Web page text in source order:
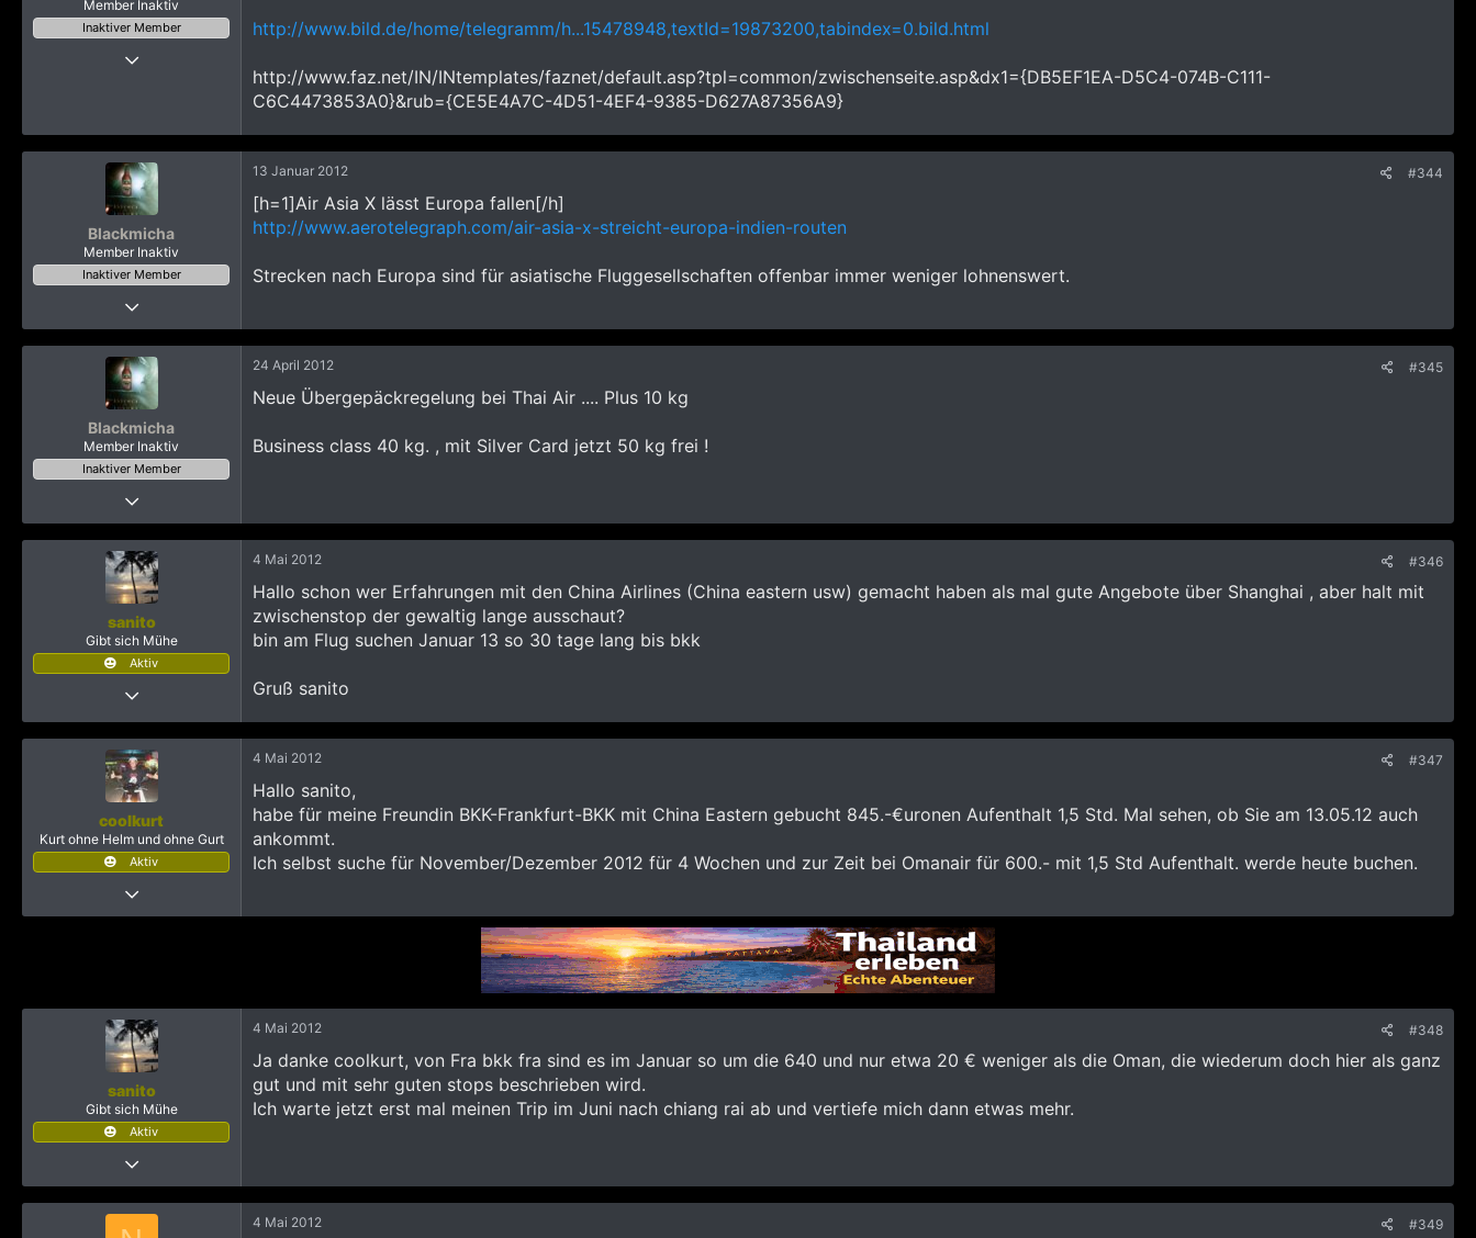
Member Inaktiv
Inaktiver Member
22 November 2010
758
ehe. eisener Vorhang
http://www.bild.de/home/telegramm/h...15478948,textId=19873200,tabindex=0.bild.html
http://www.faz.net/IN/INtemplates/faznet/default.asp?tpl=common/zwischenseite.asp&dx1={DB5EF1EA-D5C4-074B-C111-
C6C4473853A0}&rub={CE5E4A7C-4D51-4EF4-9385-D627A87356A9}
Blackmicha
Member Inaktiv
Inaktiver Member
22 Oktober 2008
5.415
13 Januar 2012 #344
[h=1]Air Asia X lässt Europa fallen[/h]
http://www.aerotelegraph.com/air-asia-x-streicht-europa-indien-routen
Strecken nach Europa sind für asiatische Fluggesellschaften offenbar immer weniger lohnenswert.
Blackmicha
Member Inaktiv
Inaktiver Member
22 Oktober 2008
5.415
24 April 2012 #345
Neue Übergepäckregelung bei Thai Air .... Plus 10 kg
Business class 40 kg. , mit Silver Card jetzt 50 kg frei !
sanito
Gibt sich Mühe
Aktiv
385
frankenthal
4 Mai 2012 #346
Hallo schon wer Erfahrungen mit den China Airlines (China eastern usw) gemacht haben als mal gute Angebote über Shanghai , aber halt mit
zwischenstop der gewaltig lange ausschaut?
bin am Flug suchen Januar 13 so 30 tage lang bis bkk
Gruß sanito
coolkurt
Kurt ohne Helm und ohne Gurt
Aktiv
1.043
Nähe Koblenz
4 Mai 2012 #347
Hallo sanito,
habe für meine Freundin BKK-Frankfurt-BKK mit China Eastern gebucht 845.-€uronen Aufenthalt 1,5 Std. Mal sehen, ob Sie am 13.05.12 auch
ankommt.
Ich selbst suche für November/Dezember 2012 für 4 Wochen und zur Zeit bei Omanair für 600.- mit 1,5 Std Aufenthalt. werde heute buchen.
sanito
Gibt sich Mühe
Aktiv
322
4 Mai 2012 #348
Ja danke coolkurt, von Fra bkk fra sind es im Januar so um die 640 und nur etwa 20 € weniger als die Oman, die wiederum doch hier als ganz
gut und mit sehr guten stops beschrieben wird.
Ich warte jetzt erst mal meinen Trip im Juni nach chiang rai ab und vertiefe mich dann etwas mehr.
4 Mai 2012 #349